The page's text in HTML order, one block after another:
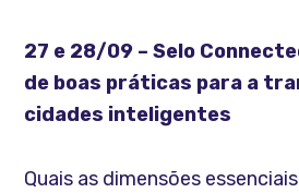
27 e 28/09 – Selo
de boas práticas para a
cidades inteligentes
Quais as dimensões